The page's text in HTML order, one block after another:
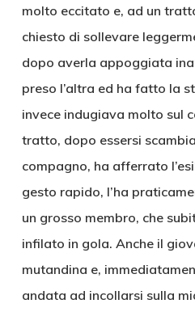
molto eccitato e, ad un
chiesto di sollevare
dopo averla appoggiata
preso l’altra ed ha fatto la
invece indugiava molto sul
tratto, dopo essersi
compagno, ha afferrato
gesto rapido, l’ha
un grosso membro, che
infilato in gola. Anche il
mutandina e,
andata ad incollarsi sulla